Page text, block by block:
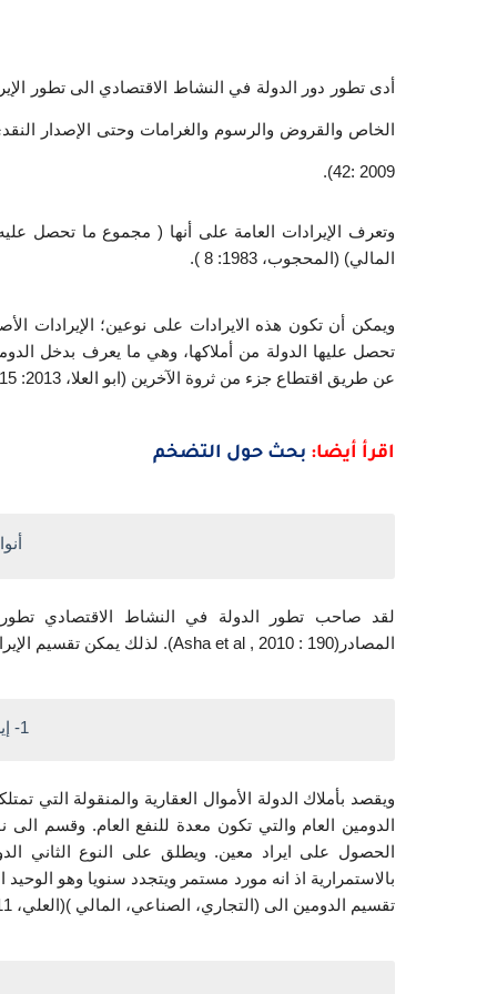
2009 :42).
المالي) (المحجوب، 1983: 8 ).
عن طريق اقتطاع جزء من ثروة الآخرين (ابو العلا، 2013: 15) .
اقرأ أيضا: بحث حول التضخم
المصادر(Asha et al , 2010 : 190). لذلك يمكن تقسيم الإيرادات على الوجه بالاتي:-
1- إيرادات أملاك الدولة
تقسيم الدومين الى (التجاري، الصناعي، المالي )(العلي، 2011 : 99).